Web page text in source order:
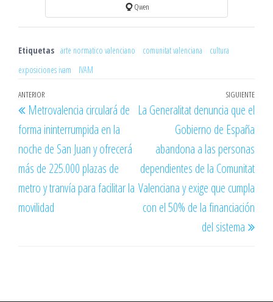
Qwen
Etiquetas arte normatico valenciano comunitat valenciana
cultura
exposiciones ivam
IVAM
Navegación
de
entradas
Entrada
anterior
ANTERIOR
Metrovalencia circulará de
forma ininterrumpida en la
noche de San Juan y ofrecerá
más de 225.000 plazas de
metro y tranvía para facilitar la
movilidad
SIGUIENTE
La Generalitat denuncia que el
Gobierno de España
abandona a las personas
dependientes de la Comunitat
Valenciana y exige que cumpla
con el 50% de la financiación
del sistema